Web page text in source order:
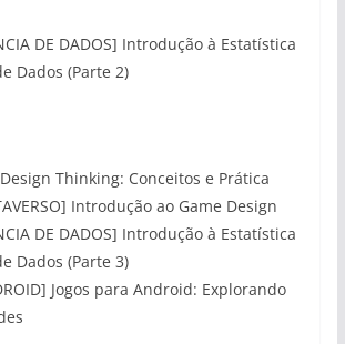
DE DADOS] Introdução à Estatística
Dados (Parte 2)
Design Thinking: Conceitos e Prática
Introdução ao Game Design
DE DADOS] Introdução à Estatística
Dados (Parte 3)
Jogos para Android: Explorando